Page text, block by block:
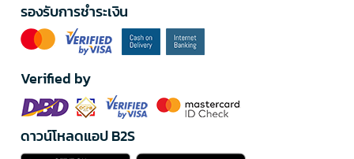
รองรับการชำระเงิน
Verified by
ดาวน์โหลดแอป B2S